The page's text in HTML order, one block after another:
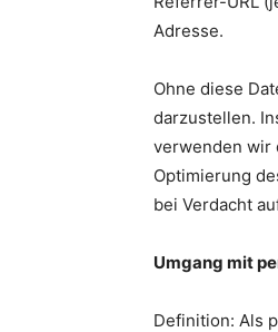
Adresse.
Ohne diese
darzustellen.
verwenden wir
Optimierung
bei Verdacht
Umgang mit
Definition: Als